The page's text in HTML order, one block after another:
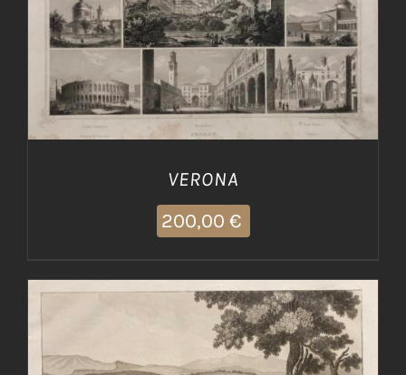
AGGIUNGI AL CARRELLO / DETTAGLI
VERONA
200,00 €